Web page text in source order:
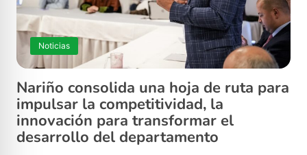
Noticias
Nariño consolida una hoja de ruta para
impulsar la competitividad, la
innovación para transformar el
desarrollo del departamento